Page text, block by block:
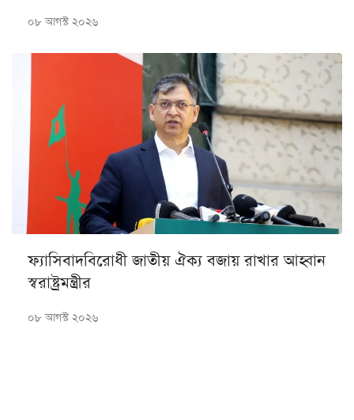
০৮ আগস্ট ২০২৬
ফ্যাসিবাদবিরোধী জাতীয় ঐক্য বজায় রাখার আহ্বান
স্বরাষ্ট্রমন্ত্রীর
০৮ আগস্ট ২০২৬